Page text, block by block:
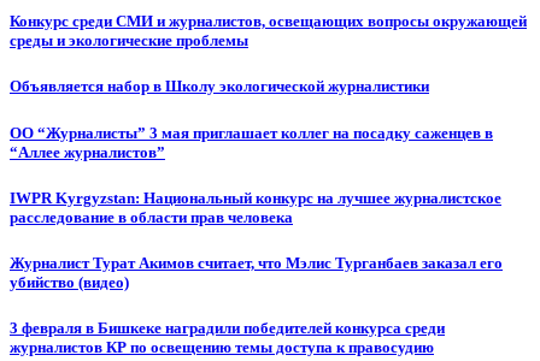
Конкурс среди СМИ и журналистов, освещающих вопросы окружающей
среды и экологические проблемы
Объявляется набор в Школу экологической журналистики
ОО “Журналисты” 3 мая приглашает коллег на посадку саженцев в
“Аллее журналистов”
IWPR Kyrgyzstan: Национальный конкурс на лучшее журналистское
расследование в области прав человека
Журналист Турат Акимов считает, что Мэлис Турганбаев заказал его
убийство (видео)
3 февраля в Бишкеке наградили победителей конкурса среди
журналистов КР по освещению темы доступа к правосудию